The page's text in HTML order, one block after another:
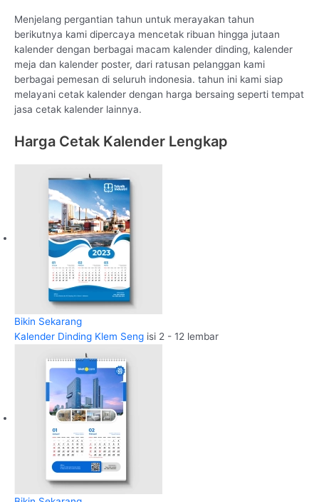
Menjelang pergantian tahun untuk merayakan tahun
berikutnya kami dipercaya mencetak ribuan hingga jutaan
kalender dengan berbagai macam kalender dinding, kalender
meja dan kalender poster, dari ratusan pelanggan kami
berbagai pemesan di seluruh indonesia. tahun ini kami siap
melayani cetak kalender dengan harga bersaing seperti tempat
jasa cetak kalender lainnya.
Harga Cetak Kalender Lengkap
Bikin Sekarang
Kalender Dinding Klem Seng isi 2 - 12 lembar